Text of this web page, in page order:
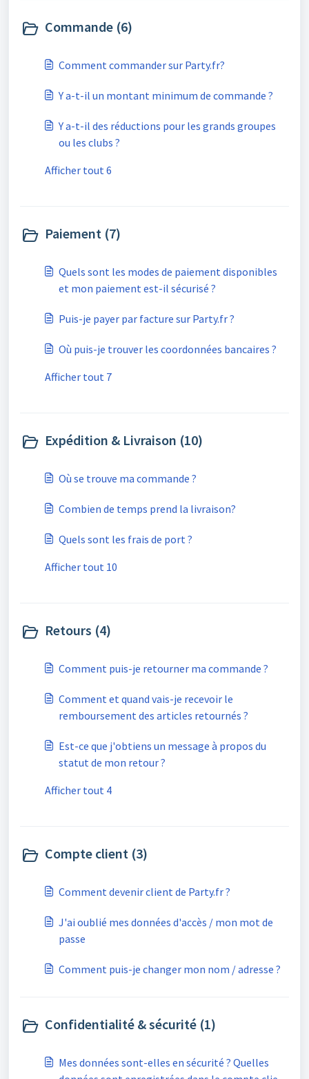
Commande (6)
Comment commander sur Party.fr?
Y a-t-il un montant minimum de commande ?
Y a-t-il des réductions pour les grands groupes
ou les clubs ?
Afficher tout 6
Paiement (7)
Quels sont les modes de paiement disponibles
et mon paiement est-il sécurisé ?
Puis-je payer par facture sur Party.fr ?
Où puis-je trouver les coordonnées bancaires ?
Afficher tout 7
Expédition & Livraison (10)
Où se trouve ma commande ?
Combien de temps prend la livraison?
Quels sont les frais de port ?
Afficher tout 10
Retours (4)
Comment puis-je retourner ma commande ?
Comment et quand vais-je recevoir le
remboursement des articles retournés ?
Est-ce que j'obtiens un message à propos du
statut de mon retour ?
Afficher tout 4
Compte client (3)
Comment devenir client de Party.fr ?
J'ai oublié mes données d'accès / mon mot de
passe
Comment puis-je changer mon nom / adresse ?
Confidentialité & sécurité (1)
Mes données sont-elles en sécurité ? Quelles